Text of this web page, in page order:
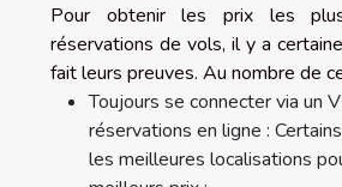
Pour obtenir les prix les
réservations de vols, il y a
fait leurs preuves. Au nombre de
Toujours se connecter via un
réservations en ligne :
les meilleures localisations